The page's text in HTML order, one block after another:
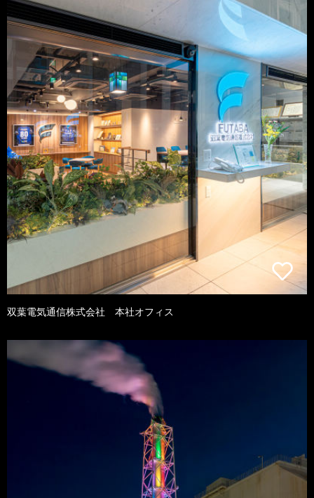
双葉電気通信株式会社 本社オフィス